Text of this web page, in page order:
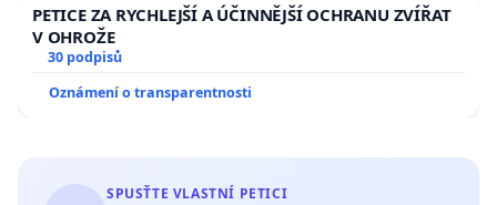
PETICE ZA RYCHLEJŠÍ A ÚČINNĚJŠÍ OCHRANU ZVÍŘAT
V OHROŽE
30 podpisů
Oznámení o transparentnosti
SPUSŤTE VLASTNÍ PETICI